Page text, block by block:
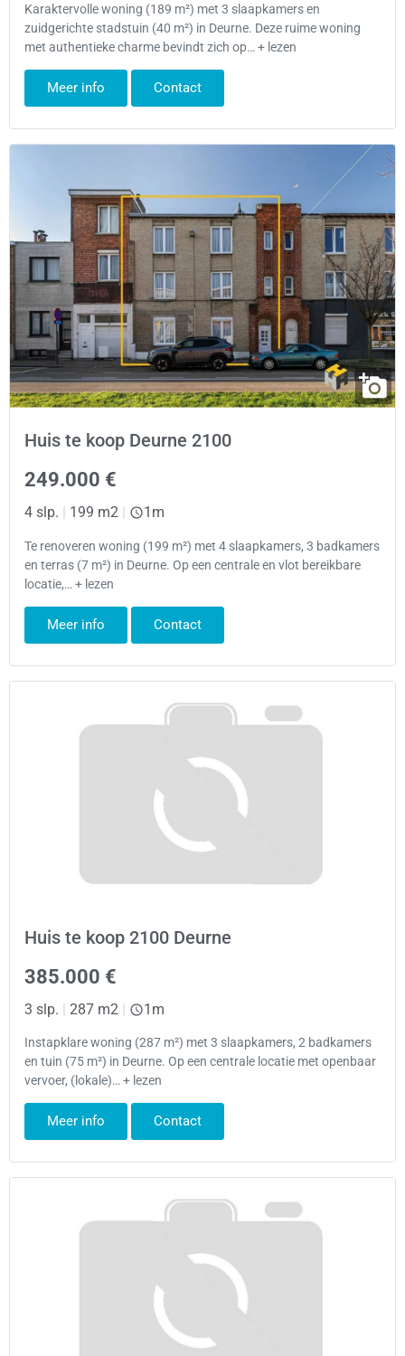
Karaktervolle woning (189 m²) met 3 slaapkamers en
zuidgerichte stadstuin (40 m²) in Deurne. Deze ruime woning
met authentieke charme bevindt zich op… + lezen
Meer info Contact
Huis te koop Deurne 2100
249.000 €
4 slp. 199 m2 1m
Te renoveren woning (199 m²) met 4 slaapkamers, 3 badkamers
en terras (7 m²) in Deurne. Op een centrale en vlot bereikbare
locatie,… + lezen
Meer info Contact
Huis te koop 2100 Deurne
385.000 €
3 slp. | 287 m2 | 1m
Instapklare woning (287 m²) met 3 slaapkamers, 2 badkamers
en tuin (75 m²) in Deurne. Op een centrale locatie met openbaar
vervoer, (lokale)… + lezen
Meer info Contact